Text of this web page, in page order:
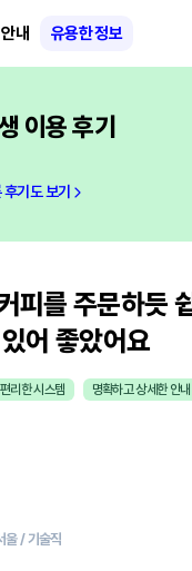
내 유용한 정보
이용 후기
후기도 보기
피를 주문하듯
어 좋았어요
편리한 시스템 명확하고 상세한 안내
/ 기술직